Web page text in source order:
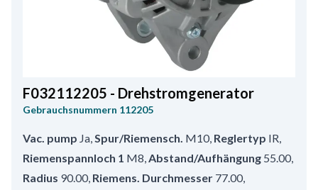
F032112205 - Drehstromgenerator
Gebrauchsnummern 112205
Vac. pump Ja,Spur/Riemensch. M10, Reglertyp IR,
Riemenspannloch 1 M8,Abstand/Aufhängung 55.00,
Radius 90.00, Riemens. Durchmesser 77.00,